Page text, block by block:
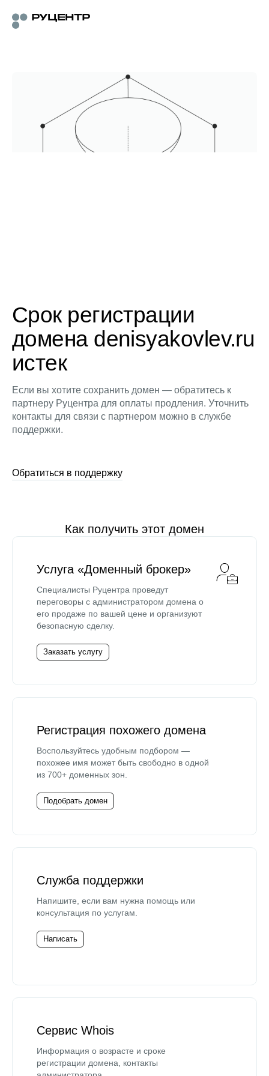
Срок регистрации
домена denisyakovlev.ru
истек
Если вы хотите сохранить домен — обратитесь к
партнеру Руцентра для оплаты продления. Уточнить
контакты для связи с партнером можно в службе
поддержки.
Обратиться в поддержку
Как получить этот домен
Услуга «Доменный брокер»
Специалисты Руцентра проведут
переговоры с администратором домена о
его продаже по вашей цене и организуют
безопасную сделку.
Заказать услугу
Регистрация похожего домена
Воспользуйтесь удобным подбором —
похожее имя может быть свободно в одной
из 700+ доменных зон.
Подобрать домен
Служба поддержки
Напишите, если вам нужна помощь или
консультация по услугам.
Написать
Сервис Whois
Информация о возрасте и сроке
регистрации домена, контакты